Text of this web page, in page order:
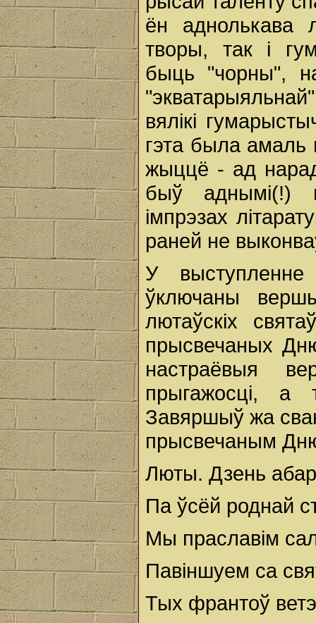
ён аднолькава
творы, так і
быць "чорны",
вялікі
гэта была амаль
жыццё - ад
быў аднымі(!)
імпрэзах
раней не
У
ўключаны
лютаўскіх
прысвечаных
настраёвыя
прыгажосці, а
Завяршыў жа
прысвечаным
Люты. Дзень
Па ўсёй роднай
Мы праславім
Павіншуем са
Тых франтоў